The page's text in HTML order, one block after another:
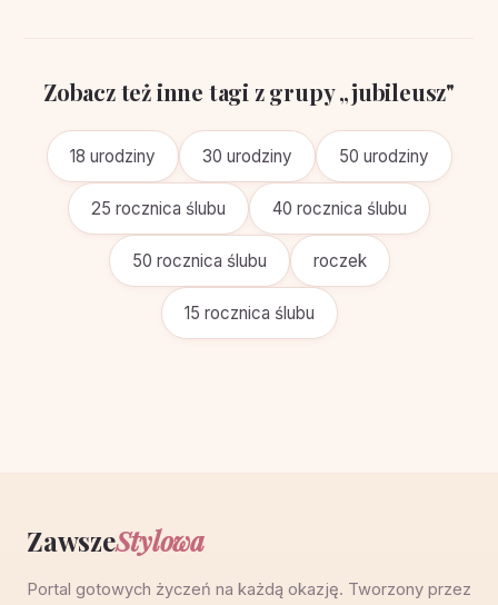
Zobacz też inne tagi z grupy „jubileusz"
18 urodziny 30 urodziny 50 urodziny
25 rocznica ślubu 40 rocznica ślubu
50 rocznica ślubu roczek
15 rocznica ślubu
ZawszeStylowa
Portal gotowych życzeń na każdą okazję. Tworzony przez